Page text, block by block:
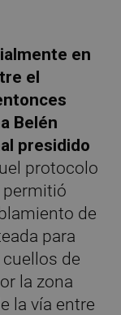
en
el
Belén
presidido
protocolo
de
para
de
la zona
la vía entre